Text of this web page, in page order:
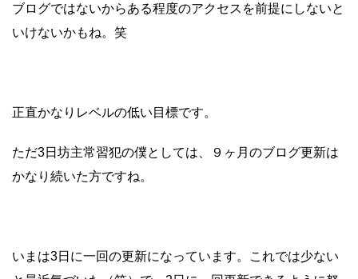
ブログではないからある程度のアクセスを前提にしないと
いけないかもね。笑
正直かなりレベルの低い目標です。
ただ3日坊主常習犯の僕としては、９ヶ月のブログ更新は
かなり続いた方ですね。
いまは3日に一回の更新になっています。これでは少ない